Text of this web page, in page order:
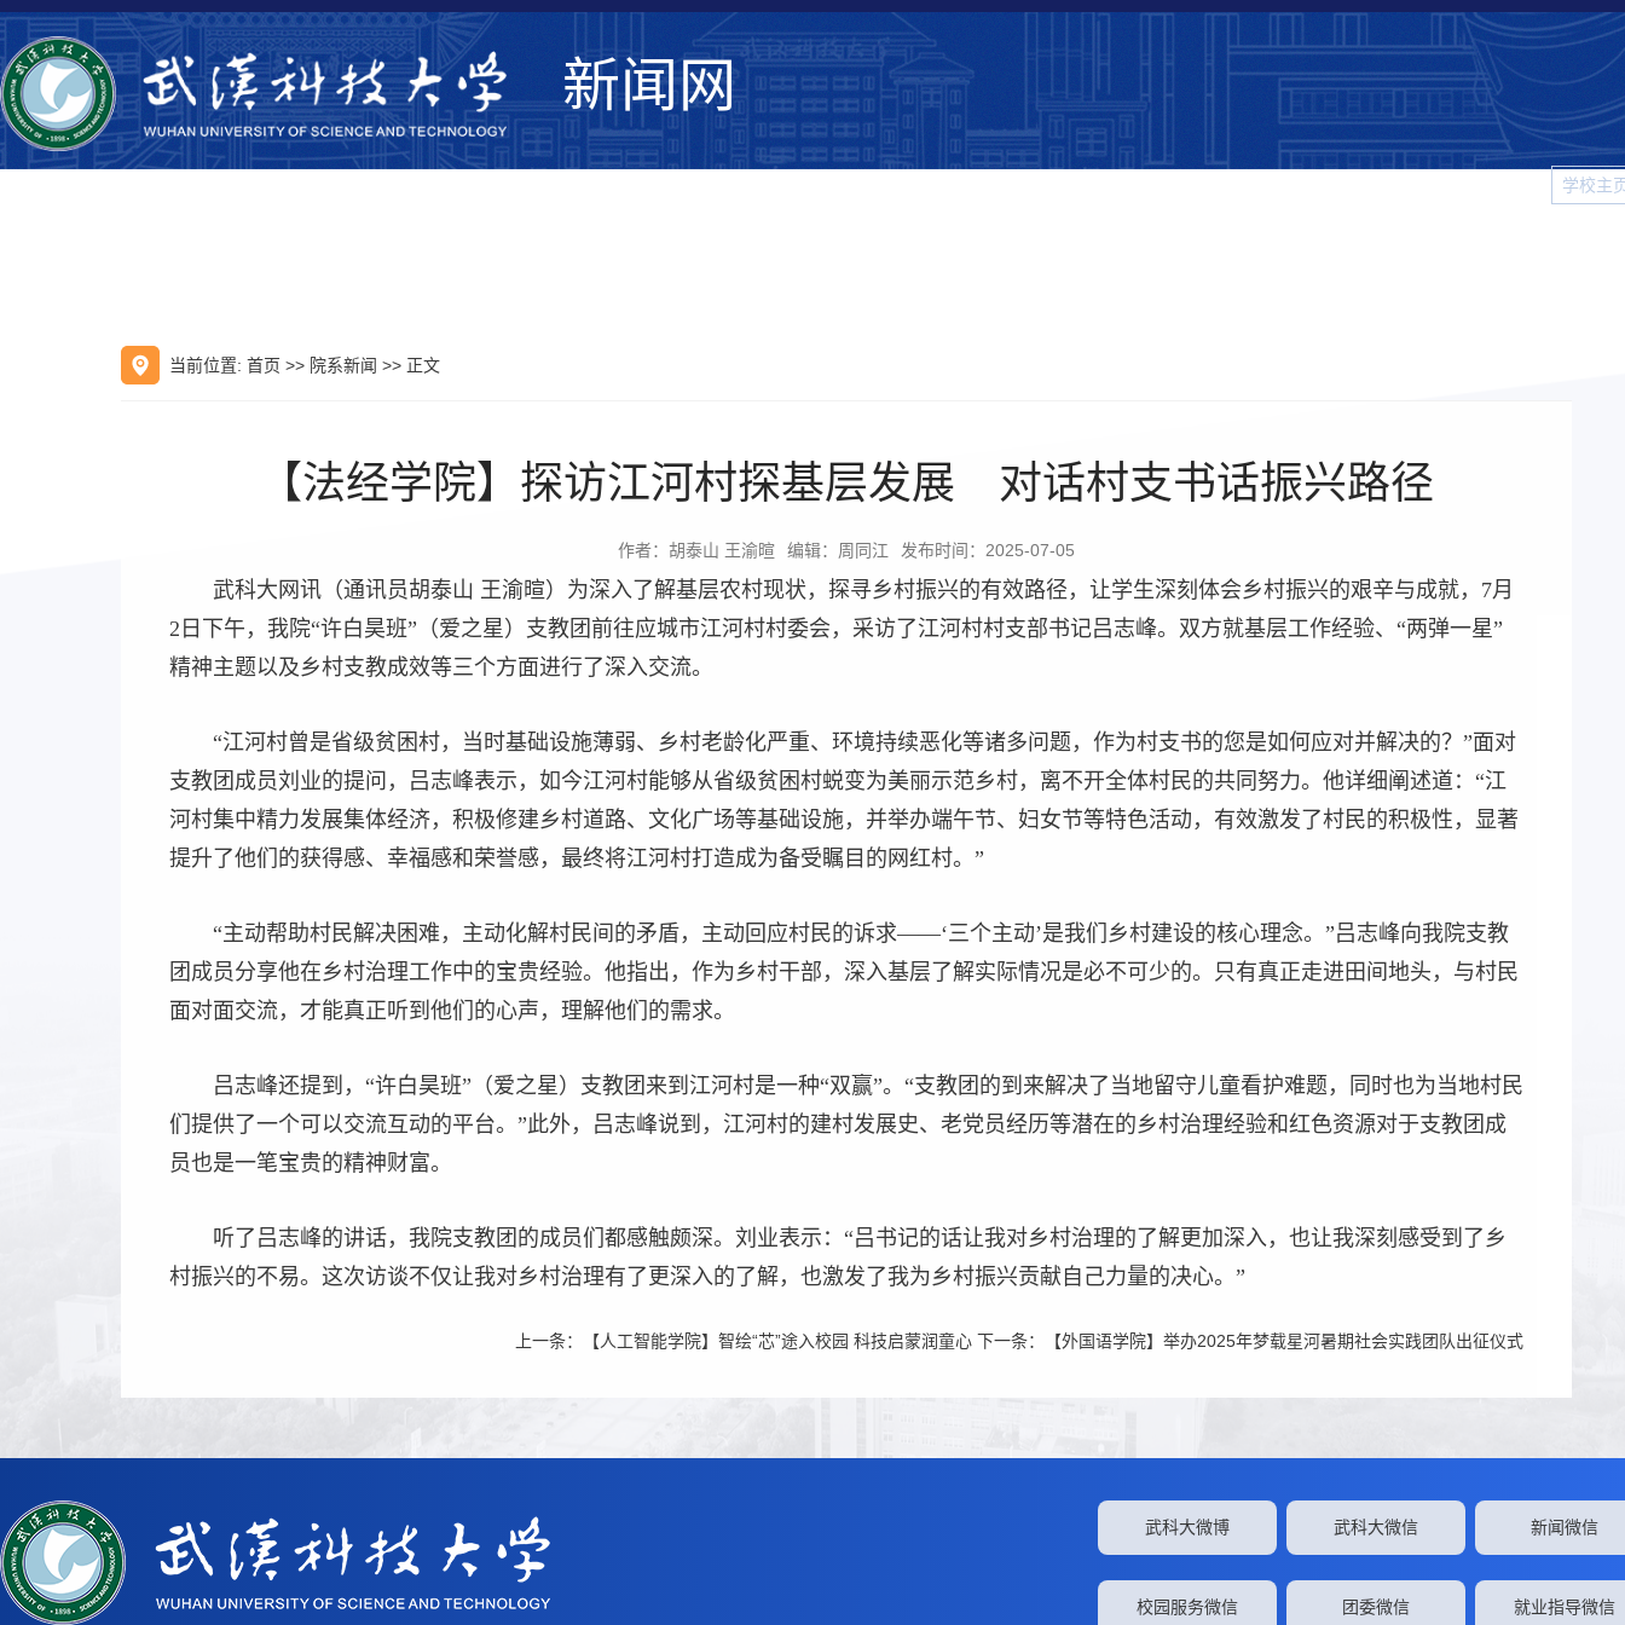
新闻网
学校主
当前位置: 首页 >> 院系新闻 >> 正文
【法经学院】探访江河村探基层发展 对话村支书话振兴路径
作者：胡泰山 王渝暄 编辑：周同江 发布时间：2025-07-05
武科大网讯（通讯员胡泰山 王渝暄）为深入了解基层农村现状，探寻乡村振兴的有效路径，让学生深刻体会乡村振兴的艰辛与成就，7月
2日下午，我院“许白昊班”（爱之星）支教团前往应城市江河村村委会，采访了江河村村支部书记吕志峰。双方就基层工作经验、“两弹一星”
精神主题以及乡村支教成效等三个方面进行了深入交流。
“江河村曾是省级贫困村，当时基础设施薄弱、乡村老龄化严重、环境持续恶化等诸多问题，作为村支书的您是如何应对并解决的？”面对
支教团成员刘业的提问，吕志峰表示，如今江河村能够从省级贫困村蜕变为美丽示范乡村，离不开全体村民的共同努力。他详细阐述道：“江
河村集中精力发展集体经济，积极修建乡村道路、文化广场等基础设施，并举办端午节、妇女节等特色活动，有效激发了村民的积极性，显著
提升了他们的获得感、幸福感和荣誉感，最终将江河村打造成为备受瞩目的网红村。”
“主动帮助村民解决困难，主动化解村民间的矛盾，主动回应村民的诉求——‘三个主动’是我们乡村建设的核心理念。”吕志峰向我院支教
团成员分享他在乡村治理工作中的宝贵经验。他指出，作为乡村干部，深入基层了解实际情况是必不可少的。只有真正走进田间地头，与村民
面对面交流，才能真正听到他们的心声，理解他们的需求。
吕志峰还提到，“许白昊班”（爱之星）支教团来到江河村是一种“双赢”。“支教团的到来解决了当地留守儿童看护难题，同时也为当地村民
们提供了一个可以交流互动的平台。”此外，吕志峰说到，江河村的建村发展史、老党员经历等潜在的乡村治理经验和红色资源对于支教团成
员也是一笔宝贵的精神财富。
听了吕志峰的讲话，我院支教团的成员们都感触颇深。刘业表示：“吕书记的话让我对乡村治理的了解更加深入，也让我深刻感受到了乡
村振兴的不易。这次访谈不仅让我对乡村治理有了更深入的了解，也激发了我为乡村振兴贡献自己力量的决心。”
上一条： 【人工智能学院】智绘“芯”途入校园 科技启蒙润童心 下一条： 【外国语学院】举办2025年梦载星河暑期社会实践团队出征仪式
武科大微博 武科大微信 新闻微信
校园服务微信 团委微信 就业指导微信